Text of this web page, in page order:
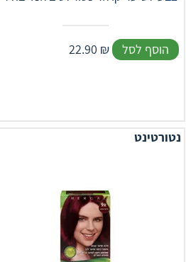
22.90 ₪ הוסף לסל
נטורטינט